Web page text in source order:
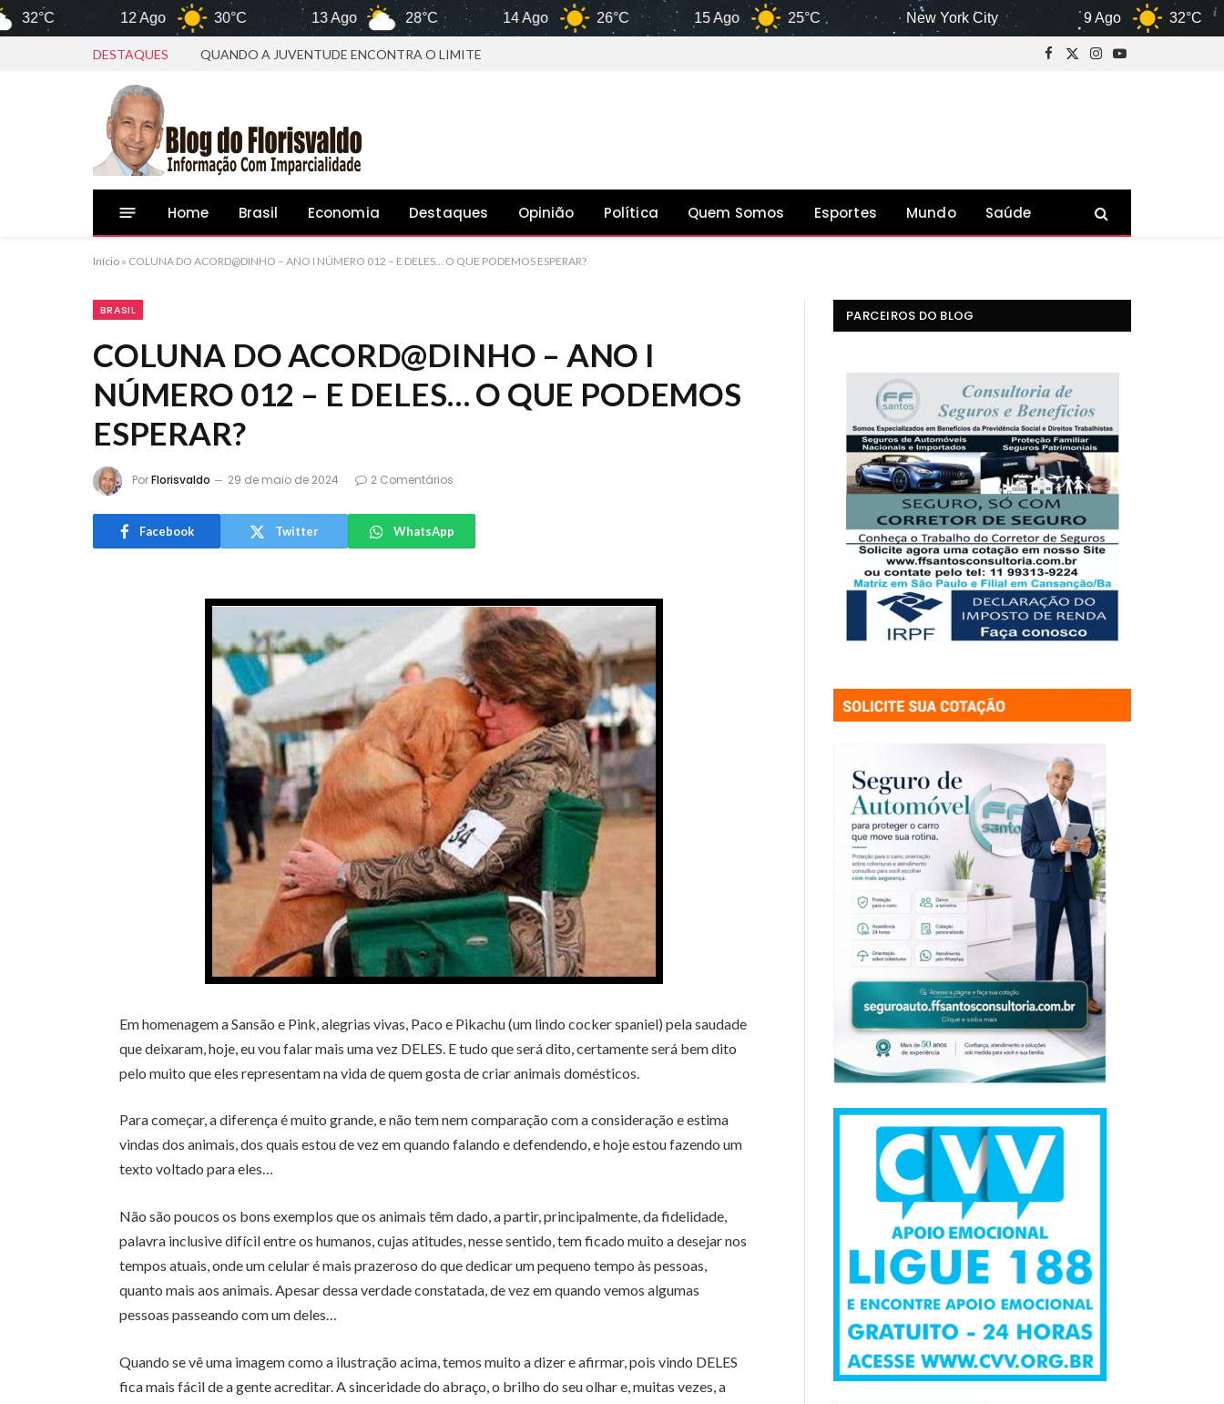
30°C 13 Ago 28°C 14 Ago 26°C 15 Ago 25°C New York City 32°C
DESTAQUES QUANDO A JUVENTUDE ENCONTRA O LIMITE
Facebook
X
Instagram
YouTube
Home Brasil Economia Destaques Opinião Política Quem Somos Esportes Mundo Saúde
Início » COLUNA DO ACORD@DINHO – ANO I NÚMERO 012 – E DELES… O QUE PODEMOS ESPERAR?
BRASIL
COLUNA DO ACORD@DINHO – ANO I
NÚMERO 012 – E DELES… O QUE PODEMOS
ESPERAR?
PorFlorisvaldo 29 de maio de 2024 2 Comentários
Facebook Twitter WhatsApp
Em homenagem a Sansão e Pink, alegrias vivas, Paco e Pikachu (um lindo cocker spaniel) pela saudade
que deixaram, hoje, eu vou falar mais uma vez DELES. E tudo que será dito, certamente será bem dito
pelo muito que eles representam na vida de quem gosta de criar animais domésticos.
Para começar, a diferença é muito grande, e não tem nem comparação com a consideração e estima
vindas dos animais, dos quais estou de vez em quando falando e defendendo, e hoje estou fazendo um
texto voltado para eles…
Não são poucos os bons exemplos que os animais têm dado, a partir, principalmente, da fidelidade,
palavra inclusive difícil entre os humanos, cujas atitudes, nesse sentido, tem ficado muito a desejar nos
tempos atuais, onde um celular é mais prazeroso do que dedicar um pequeno tempo às pessoas,
quanto mais aos animais. Apesar dessa verdade constatada, de vez em quando vemos algumas
pessoas passeando com um deles…
Quando se vê uma imagem como a ilustração acima, temos muito a dizer e afirmar, pois vindo DELES
fica mais fácil de a gente acreditar. A sinceridade do abraço, o brilho do seu olhar e, muitas vezes, a
PARCEIROS DO BLOG